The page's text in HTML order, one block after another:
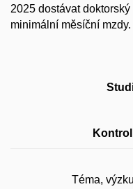
2025 dostávat
minimální měsíční mzdy.
Téma,